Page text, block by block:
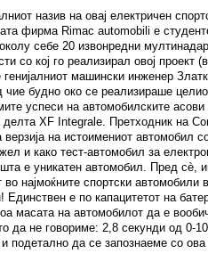
назив на овај електричен
фирма Rimac automobili е
себе 20 извонредни
со кој го реализирал овој проект
машински инженер
чие будно око се реализираше
успеси на автомобилските
XF Integrale. Претходник на
на истоимениот автомобил
и како тест-автомобил за
е уникатен автомобил. Пред сè,
најмоќните спортски автомобили
е по капацитетот на
масата на автомобилот да е
да не говориме: 2,8 секунди од 0-
подетално да се запознаеме со ова